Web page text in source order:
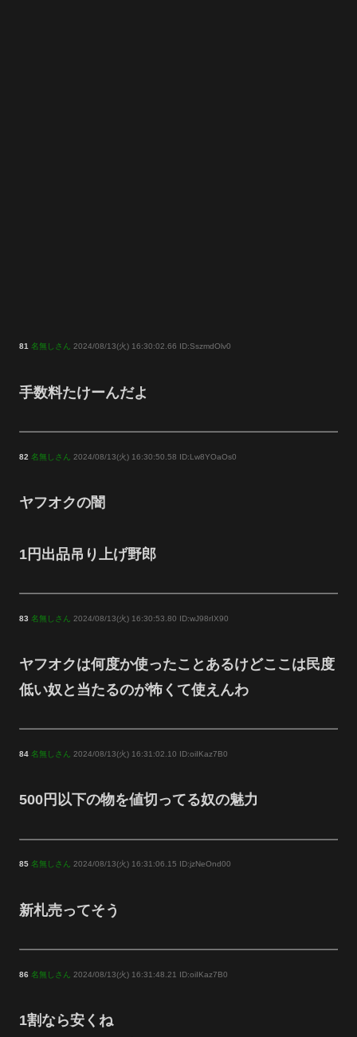
81 名無しさん 2024/08/13(火) 16:30:02.66 ID:SszmdOlv0
手数料たけーんだよ
82 名無しさん 2024/08/13(火) 16:30:50.58 ID:Lw8YOaOs0
ヤフオクの闇
1円出品吊り上げ野郎
83 名無しさん 2024/08/13(火) 16:30:53.80 ID:wJ98rIX90
ヤフオクは何度か使ったことあるけどここは民度
低い奴と当たるのが怖くて使えんわ
84 名無しさん 2024/08/13(火) 16:31:02.10 ID:oiIKaz7B0
500円以下の物を値切ってる奴の魅力
85 名無しさん 2024/08/13(火) 16:31:06.15 ID:jzNeOnd00
新札売ってそう
86 名無しさん 2024/08/13(火) 16:31:48.21 ID:oiIKaz7B0
1割なら安くね